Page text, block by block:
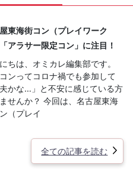
東海街コン（プレイワーク
アラサー限定コン」に注目！
ちは、オミカレ編集部です。
コンってコロナ禍でも参加して
かな…」と不安に感じている方
せんか？ 今回は、名古屋東海
（プレイ
全ての記事を読む